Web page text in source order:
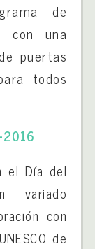
de
con una
puertas
todos
el Día del
variado
con
de